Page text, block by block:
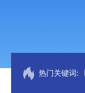
热门关键词: